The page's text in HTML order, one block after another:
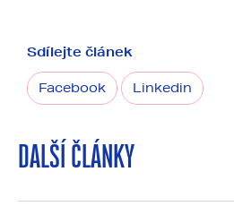
Sdílejte článek
Facebook Linkedin
DALŠÍ ČLÁNKY